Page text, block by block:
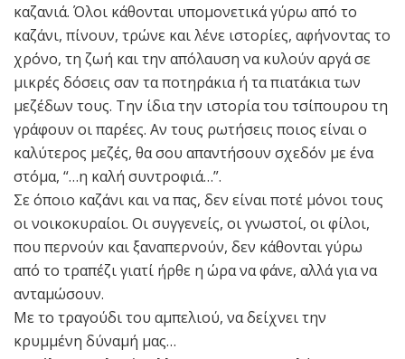
καζανιά. Όλοι κάθονται υπομονετικά γύρω από το
καζάνι, πίνουν, τρώνε και λένε ιστορίες, αφήνοντας το
χρόνο, τη ζωή και την απόλαυση να κυλούν αργά σε
μικρές δόσεις σαν τα ποτηράκια ή τα πιατάκια των
μεζέδων τους. Την ίδια την ιστορία του τσίπουρου τη
γράφουν οι παρέες. Αν τους ρωτήσεις ποιος είναι ο
καλύτερος μεζές, θα σου απαντήσουν σχεδόν με ένα
στόμα, “…η καλή συντροφιά…”.
Σε όποιο καζάνι και να πας, δεν είναι ποτέ μόνοι τους
οι νοικοκυραίοι. Οι συγγενείς, οι γνωστοί, οι φίλοι,
που περνούν και ξαναπερνούν, δεν κάθονται γύρω
από το τραπέζι γιατί ήρθε η ώρα να φάνε, αλλά για να
ανταμώσουν.
Με το τραγούδι του αμπελιού, να δείχνει την
κρυμμένη δύναμή μας…